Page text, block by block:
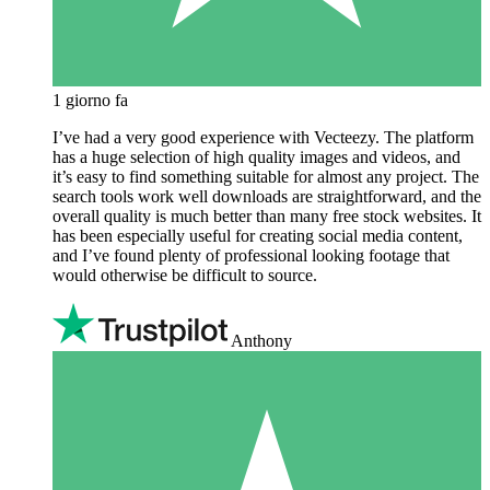
1 giorno fa
I’ve had a very good experience with Vecteezy. The platform
has a huge selection of high quality images and videos, and
it’s easy to find something suitable for almost any project. The
search tools work well downloads are straightforward, and the
overall quality is much better than many free stock websites. It
has been especially useful for creating social media content,
and I’ve found plenty of professional looking footage that
would otherwise be difficult to source.
Anthony